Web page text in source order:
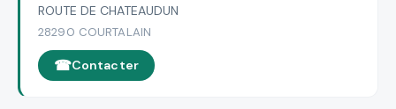
ROUTE DE CHATEAUDUN
28290 COURTALAIN
Contacter